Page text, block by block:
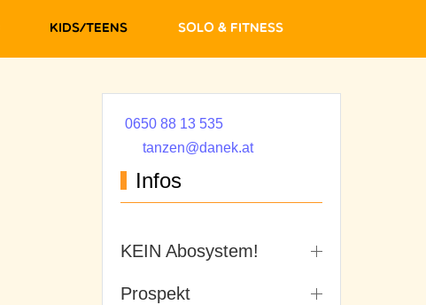
Kids/Teens Solo & Fitness
0650 88 13 535
tanzen@danek.at
Infos
KEIN Abosystem!
Prospekt